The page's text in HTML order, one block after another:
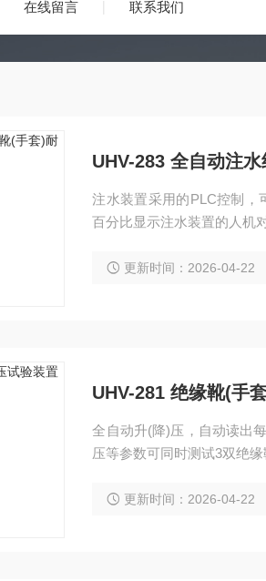
在线留言 联系我们
UHV-283 全自动注
注水装置采用的PLC控制，
百分比显示注水装置的人机
更新时间：2026-04-22
UHV-281 绝缘靴(手
全自动升(降)压，自动读出
压等参数可同时测试3双绝
更新时间：2026-04-22